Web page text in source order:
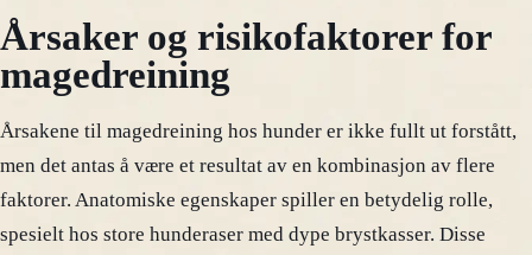
Årsaker og risikofaktorer for
magedreining
Årsakene til magedreining hos hunder er ikke fullt ut forstått,
men det antas å være et resultat av en kombinasjon av flere
faktorer. Anatomiske egenskaper spiller en betydelig rolle,
spesielt hos store hunderaser med dype brystkasser. Disse